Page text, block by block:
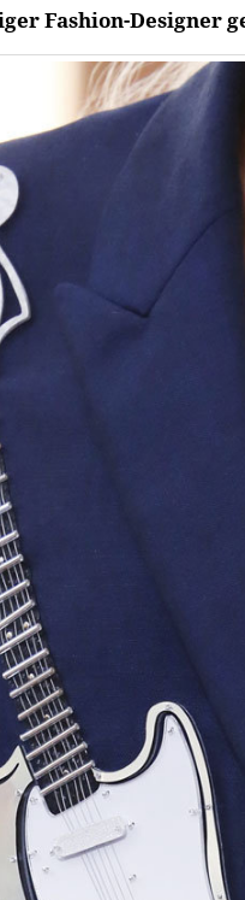
Fashion-Designer